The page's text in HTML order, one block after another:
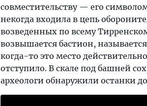
совместительству — его
некогда входила в цепь
возведенных по всему
возвышается бастион,
когда-то это место
отступило. В скале под башней
археологи обнаружили останки